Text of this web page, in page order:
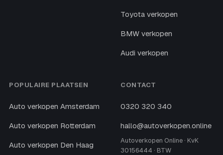
Toyota verkopen
BMW verkopen
Audi verkopen
POPULAIRE PLAATSEN
Auto verkopen Amsterdam
Auto verkopen Rotterdam
Auto verkopen Den Haag
CONTACT
0320 320 340
hallo@autoverkopen.online
Autoverkopen Online · KvK
30156444 · BTW